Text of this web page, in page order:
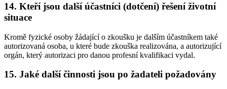
14. Kteří jsou další účastníci (dotčení) řešení životní
situace
Kromě fyzické osoby žádající o zkoušku je dalším účastníkem také
autorizovaná osoba, u které bude zkouška realizována, a autorizující
orgán, který autorizaci pro danou profesní kvalifikaci vydal.
15. Jaké další činnosti jsou po žadateli požadovány